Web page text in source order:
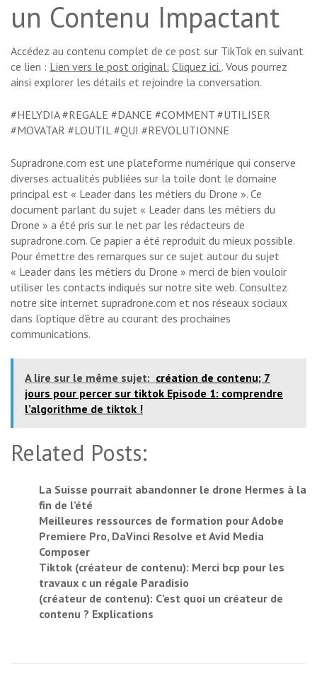
un Contenu Impactant
Accédez au contenu complet de ce post sur TikTok en suivant
ce lien : Lien vers le post original: Cliquez ici.. Vous pourrez
ainsi explorer les détails et rejoindre la conversation.
#HELYDIA #REGALE #DANCE #COMMENT #UTILISER
#MOVATAR #LOUTIL #QUI #REVOLUTIONNE
Supradrone.com est une plateforme numérique qui conserve
diverses actualités publiées sur la toile dont le domaine
principal est « Leader dans les métiers du Drone ». Ce
document parlant du sujet « Leader dans les métiers du
Drone » a été pris sur le net par les rédacteurs de
supradrone.com. Ce papier a été reproduit du mieux possible.
Pour émettre des remarques sur ce sujet autour du sujet
« Leader dans les métiers du Drone » merci de bien vouloir
utiliser les contacts indiqués sur notre site web. Consultez
notre site internet supradrone.com et nos réseaux sociaux
dans l’optique d’être au courant des prochaines
communications.
A lire sur le même sujet: création de contenu; 7
jours pour percer sur tiktok Episode 1: comprendre
l’algorithme de tiktok !
Related Posts:
La Suisse pourrait abandonner le drone Hermes à la
fin de l’été
Meilleures ressources de formation pour Adobe
Premiere Pro, DaVinci Resolve et Avid Media
Composer
Tiktok (créateur de contenu): Merci bcp pour les
travaux c un régale Paradisio
(créateur de contenu): C’est quoi un créateur de
contenu ? Explications